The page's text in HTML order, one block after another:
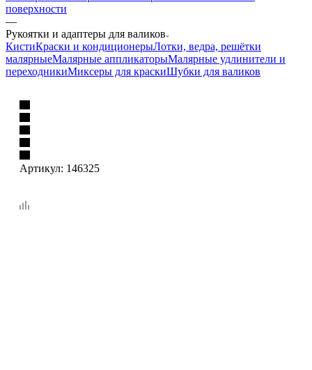
поверхности
—
Рукоятки и адаптеры для валиков
КистиКраски и кондиционерыЛотки, ведра, решётки
малярныеМалярные аппликаторыМалярные удлинители и
переходникиМиксеры для краскиШубки для валиков
Артикул: 146325